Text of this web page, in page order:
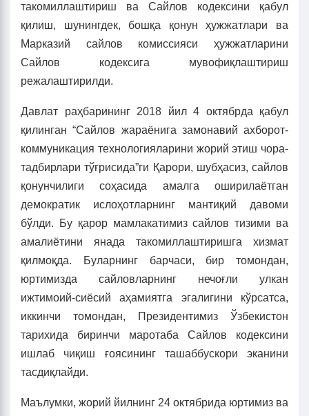
такомиллаштириш ва Сайлов кодексини қабул
қилиш, шунингдек, бошқа қонун ҳужжатлари ва
Марказий сайлов комиссияси ҳужжатларини
Сайлов кодексига мувофиқлаштириш
режалаштирилди.
Давлат раҳбарининг 2018 йил 4 октябрда қабул
қилинган “Сайлов жараёнига замонавий ахборот-
коммуникация технологияларини жорий этиш чора-
тадбирлари тўғрисида”ги Қарори, шубҳасиз, сайлов
қонунчилиги соҳасида амалга оширилаётган
демократик ислоҳотларнинг мантиқий давоми
бўлди. Бу қарор мамлакатимиз сайлов тизими ва
амалиётини янада такомиллаштиришга хизмат
қилмоқда. Буларнинг барчаси, бир томондан,
юртимизда сайловларнинг нечоғли улкан
ижтимоий-сиёсий аҳамиятга эгалигини кўрсатса,
иккинчи томондан, Президентимиз Ўзбекистон
тарихида биринчи маротаба Сайлов кодексини
ишлаб чиқиш ғоясининг ташаббускори эканини
тасдиқлайди.
Маълумки, жорий йилнинг 24 октябрида юртимиз ва